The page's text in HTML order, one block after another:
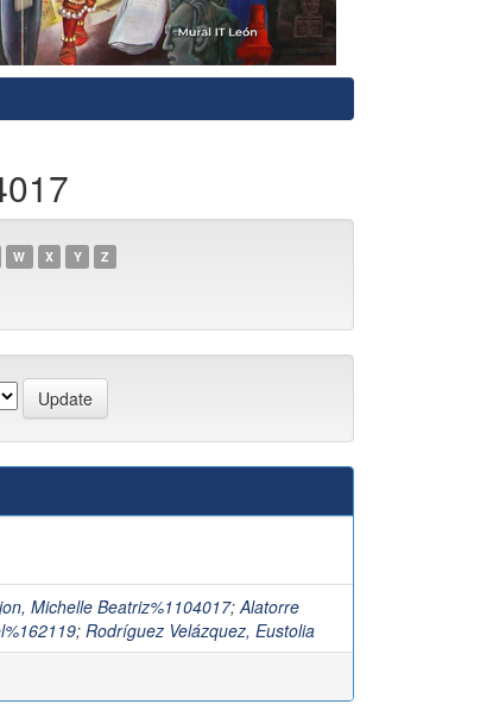
W X Y Z
Michelle Beatriz%1104017;Alatorre
; Rodríguez Velázquez, Eustolia